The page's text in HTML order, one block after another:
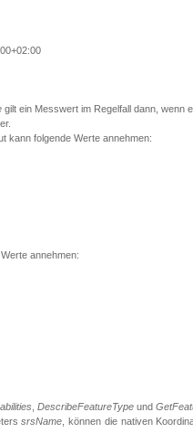
gilt ein Messwert im Regelfall dann, wenn
kann folgende Werte annehmen:
annehmen:
DescribeFeatureType und
srsName , können die nativen